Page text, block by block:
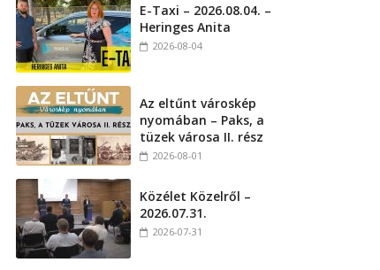
E-Taxi – 2026.08.04. –
Heringes Anita
2026-08-04
Az eltűnt városkép
nyomában – Paks, a
tüzek városa II. rész
2026-08-01
Közélet Közelről –
2026.07.31.
2026-07-31